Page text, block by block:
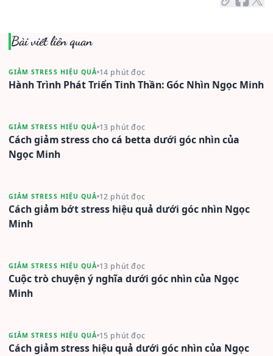
Bài viết liên quan
GIẢM STRESS HIỆU QUẢ 14 phút đọc
Hành Trình Phát Triển Tinh Thần: Góc Nhìn Ngọc Minh
GIẢM STRESS HIỆU QUẢ 13 phút đọc
Cách giảm stress cho cá betta dưới góc nhìn của
Ngọc Minh
GIẢM STRESS HIỆU QUẢ 12 phút đọc
Cách giảm bớt stress hiệu quả dưới góc nhìn Ngọc
Minh
GIẢM STRESS HIỆU QUẢ 13 phút đọc
Cuộc trò chuyện ý nghĩa dưới góc nhìn của Ngọc
Minh
GIẢM STRESS HIỆU QUẢ 15 phút đọc
Cách giảm stress hiệu quả dưới góc nhìn của Ngọc